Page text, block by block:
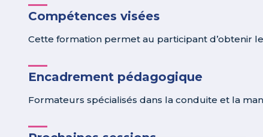
Compétences visées
Cette formation permet au participant d’obtenir
Encadrement pédagogique
Formateurs spécialisés dans la conduite et la